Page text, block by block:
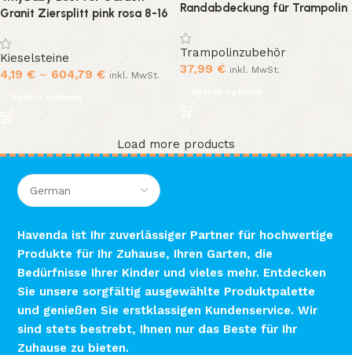
Granit Ziersplitt pink rosa 8-16
mm umweltfreundlich klein Kies
Splitt Natur bunt für Beete,
Wege & Gartenteiche Zierkies
10 kg-500 kg zur Auswahl (300
Kieselsteine
4,19€ – 604,79 € inkl. MwSt.
Select options
Randabdeckung für Trampolin
– passend für 244, 305, 360 &
366 cm Modelle
Trampolinzubehör
37,99 € inkl. MwSt.
Select options
Load more products
Havenda ist Ihr zuverlässiger Partner für hochwertige
Produkte für Ihr Zuhause, Ihren Garten, die
Bedürfnisse Ihrer Kinder und vieles mehr. Entdecken
Sie unsere sorgfältig ausgewählte Produktpalette
und genießen Sie erstklassigen Kundenservice. Wir
sind stets bestrebt, Ihnen nur das Beste für Ihr
Zuhause zu bieten.